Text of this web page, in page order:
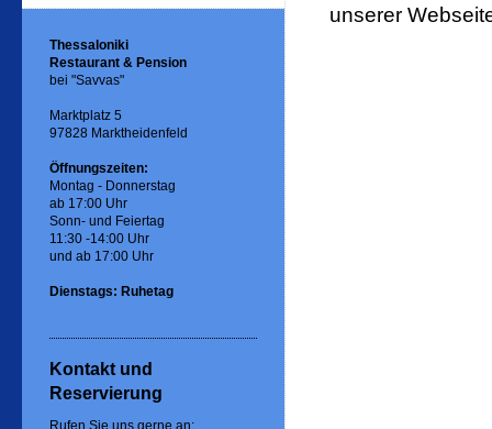
unserer
Thessaloniki
Restaurant & Pension
bei "Savvas"
Marktplatz 5
97828 Marktheidenfeld
Öffnungszeiten:
Montag - Donnerstag
ab 17:00 Uhr
Sonn- und Feiertag
11:30 -14:00 Uhr
und ab 17:00 Uhr
Dienstags: Ruhetag
Kontakt und
Reservierung
Rufen Sie uns gerne an: